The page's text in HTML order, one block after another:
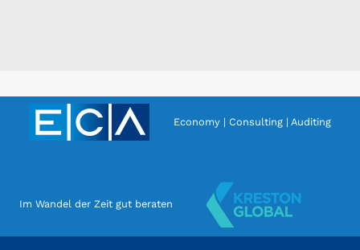
Economy | Consulting | Auditing
Im Wandel der Zeit gut beraten